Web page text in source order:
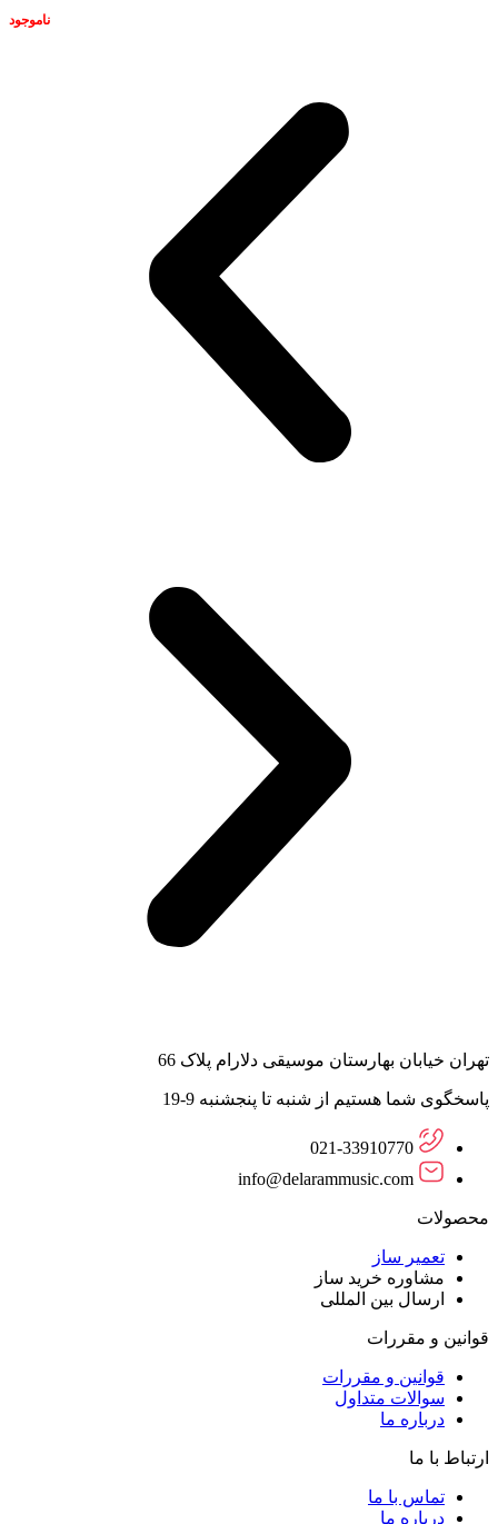
ناموجود
تهران خیابان بهارستان موسیقی دلارام پلاک 66
پاسخگوی شما هستیم از شنبه تا پنجشنبه 9-19
021-33910770
info@delarammusic.com
محصولات
تعمیر ساز
مشاوره خرید ساز
ارسال بین المللی
قوانین و مقررات
قوانین و مقررات
سوالات متداول
درباره ما
ارتباط با ما
تماس با ما
درباره ما